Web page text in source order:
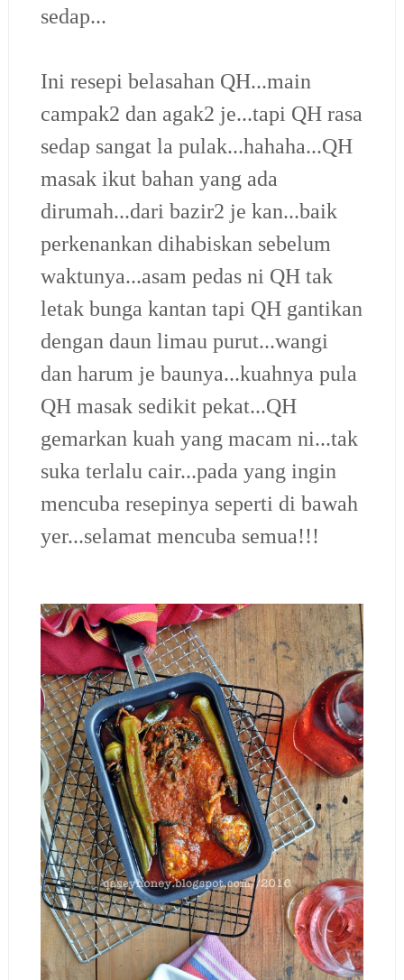
sedap...
Ini resepi belasahan QH...main
campak2 dan agak2 je...tapi QH rasa
sedap sangat la pulak...hahaha...QH
masak ikut bahan yang ada
dirumah...dari bazir2 je kan...baik
perkenankan dihabiskan sebelum
waktunya...asam pedas ni QH tak
letak bunga kantan tapi QH gantikan
dengan daun limau purut...wangi
dan harum je baunya...kuahnya pula
QH masak sedikit pekat...QH
gemarkan kuah yang macam ni...tak
suka terlalu cair...pada yang ingin
mencuba resepinya seperti di bawah
yer...selamat mencuba semua!!!